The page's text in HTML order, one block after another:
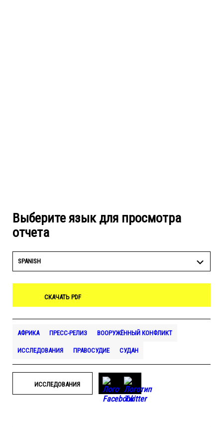
Выберите язык для просмотра
отчета
SPANISH
СКАЧАТЬ PDF
АФРИКА ПРЕСС-РЕЛИЗ ВООРУЖЁННЫЙ КОНФЛИКТ
ИССЛЕДОВАНИЯ ПРАВОСУДИЕ СУДАН
ИССЛЕДОВАНИЯ